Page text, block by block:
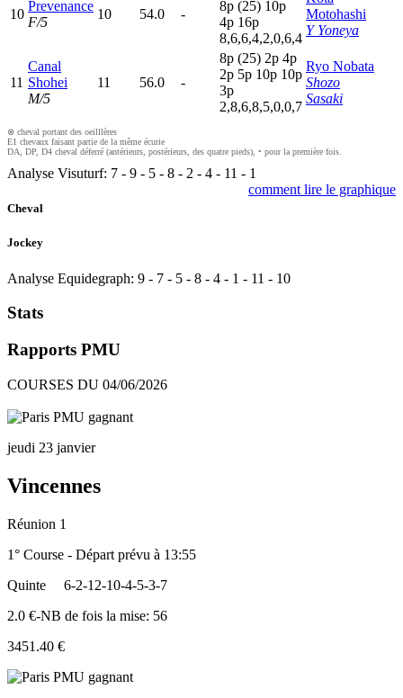
10
Prevenance
F/5
10 54.0 -
8p (25) 10p
4p 16p
8,6,6,4,2,0,6,4
Motohashi
Y Yoneya
11
Canal
Shohei
M/5
11 56.0 -
8p (25) 2p 4p
2p 5p 10p 10p
3p
2,8,6,8,5,0,0,7
Ryo Nobata
Shozo
Sasaki
⊗ cheval portant des oeilllères
E1 chevaux faisant partie de la même écurie
DA, DP, D4 cheval déferré (antérieurs, postérieurs, des quatre pieds), • pour la première fois.
Analyse Visuturf: 7 - 9 - 5 - 8 - 2 - 4 - 11 - 1
comment lire le graphique
Cheval
Jockey
Analyse Equidegraph: 9 - 7 - 5 - 8 - 4 - 1 - 11 - 10
Stats
Rapports PMU
COURSES DU 04/06/2026
jeudi 23 janvier
Vincennes
Réunion 1
1° Course - Départ prévu à 13:55
Quinte
6-2-12-10-4-5-3-7
2.0 €-NB de fois la mise: 56
3451.40 €